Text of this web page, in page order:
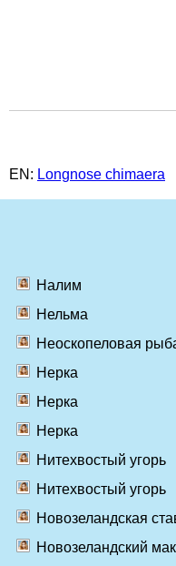
EN: Longnose chimaera
Налим
Нельма
Неоскопеловая
Нерка
Нерка
Нерка
Нитехвостый угорь
Нитехвостый угорь
Новозеландская
Новозеландский